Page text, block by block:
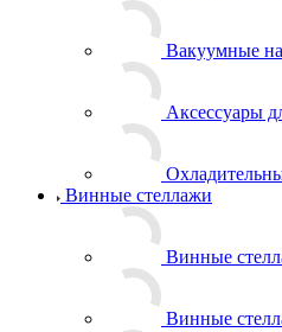
Вакуумные
Аксессуары
Винные стеллажи
Винные
Винные